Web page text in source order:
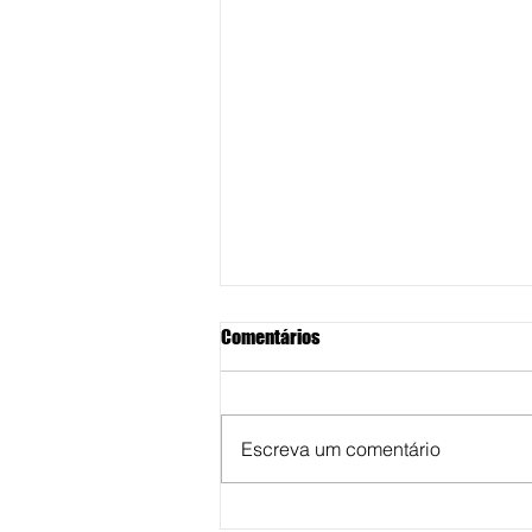
Comentários
Escreva um comentário